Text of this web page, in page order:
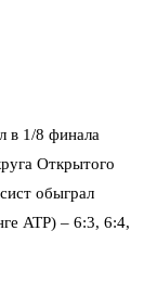
в 1/8 финала
Открытого
обыграл
ATP) – 6:3, 6:4,